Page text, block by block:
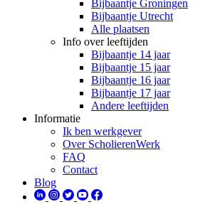
Bijbaantje Groningen
Bijbaantje Utrecht
Alle plaatsen
Info over leeftijden
Bijbaantje 14 jaar
Bijbaantje 15 jaar
Bijbaantje 16 jaar
Bijbaantje 17 jaar
Andere leeftijden
Informatie
Ik ben werkgever
Over ScholierenWerk
FAQ
Contact
Blog